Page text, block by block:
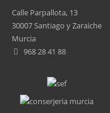
Calle Parpallota, 13
30007 Santiago y Zaraiche
Murcia
968 28 41 88